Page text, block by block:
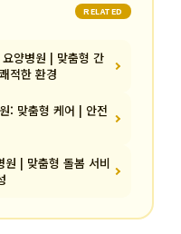
RELATED
양병원 | 맞춤형 간
적한 환경
: 맞춤형 케어 | 안전
원 | 맞춤형 돌봄 서비